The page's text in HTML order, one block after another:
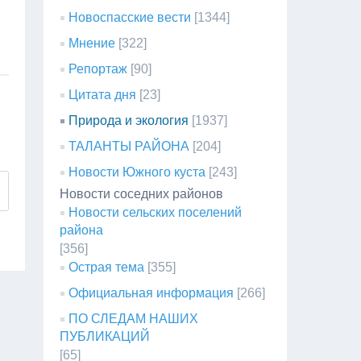
Новоспасские вести [1344]
Мнение [322]
Репортаж [90]
Цитата дня [23]
Природа и экология [1937]
ТАЛАНТЫ РАЙОНА [204]
Новости Южного куста [243]
Новости соседних районов
Новости сельских поселений
района
[356]
Острая тема [355]
Официальная информация [266]
ПО СЛЕДАМ НАШИХ
ПУБЛИКАЦИЙ
[65]